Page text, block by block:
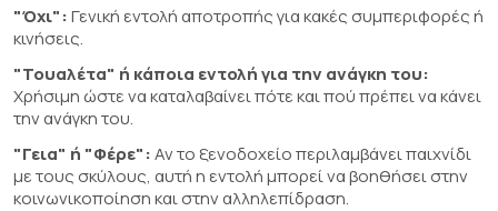
"Όχι":Γενική εντολή αποτροπής για κακές συμπεριφορές ή
κινήσεις.
"Τουαλέτα" ή κάποια εντολή για την ανάγκη του:
Χρήσιμη ώστε να καταλαβαίνει πότε και πού πρέπει να κάνει
την ανάγκη του.
"Γεια" ή "Φέρε":Αν το ξενοδοχείο περιλαμβάνει παιχνίδι
με τους σκύλους, αυτή η εντολή μπορεί να βοηθήσει στην
κοινωνικοποίηση και στην αλληλεπίδραση.